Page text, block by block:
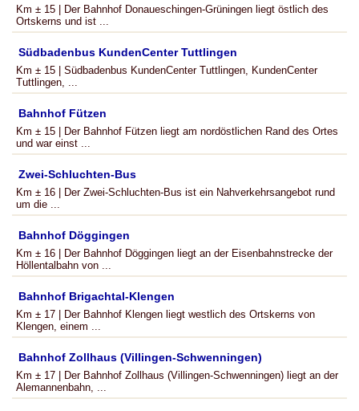
Km ± 15 | Der Bahnhof Donaueschingen-Grüningen liegt östlich des
Ortskerns und ist ...
Südbadenbus KundenCenter Tuttlingen
Km ± 15 | Südbadenbus KundenCenter Tuttlingen, KundenCenter
Tuttlingen, ...
Bahnhof Fützen
Km ± 15 | Der Bahnhof Fützen liegt am nordöstlichen Rand des Ortes
und war einst ...
Zwei-Schluchten-Bus
Km ± 16 | Der Zwei-Schluchten-Bus ist ein Nahverkehrsangebot rund
um die ...
Bahnhof Döggingen
Km ± 16 | Der Bahnhof Döggingen liegt an der Eisenbahnstrecke der
Höllentalbahn von ...
Bahnhof Brigachtal-Klengen
Km ± 17 | Der Bahnhof Klengen liegt westlich des Ortskerns von
Klengen, einem ...
Bahnhof Zollhaus (Villingen-Schwenningen)
Km ± 17 | Der Bahnhof Zollhaus (Villingen-Schwenningen) liegt an der
Alemannenbahn, ...